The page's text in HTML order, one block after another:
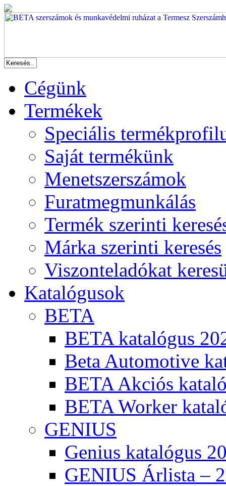
Cégünk
Termékek
Speciális
Saját termékünk
Menetszerszámok
Furatmegmunkálás
Termék szerinti
Márka szerinti keresés
Viszonteladókat
Katalógusok
BETA
BETA katalógus
Beta Automotive
BETA Akciós
BETA Worker
GENIUS
Genius katalógus
GENIUS Árlista –